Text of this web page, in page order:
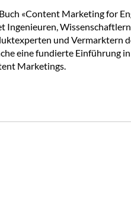
«Content Marketing for
Ingenieuren,
und Vermarktern
eine fundierte Einführung
Marketings.